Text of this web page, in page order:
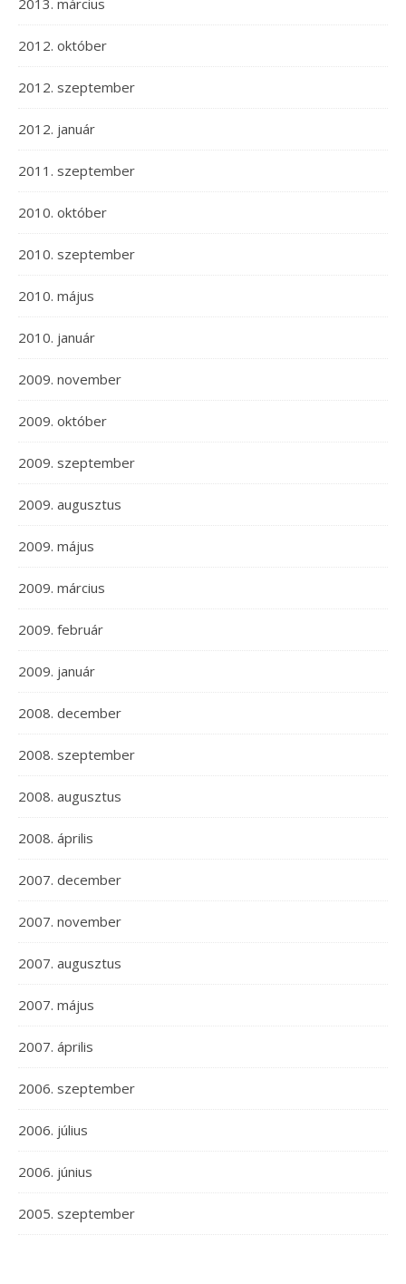
2012. október
2012. szeptember
2012. január
2011. szeptember
2010. október
2010. szeptember
2010. május
2010. január
2009. november
2009. október
2009. szeptember
2009. augusztus
2009. május
2009. március
2009. február
2009. január
2008. december
2008. szeptember
2008. augusztus
2008. április
2007. december
2007. november
2007. augusztus
2007. május
2007. április
2006. szeptember
2006. július
2006. június
2005. szeptember